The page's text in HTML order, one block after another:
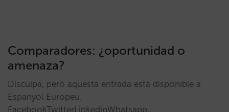
Comparadores: ¿oportunidad o
amenaza?
Disculpa, però aquesta entrada està disponible a
Espanyol Europeu.
FacebookTwitterLinkedinWhatsapp…